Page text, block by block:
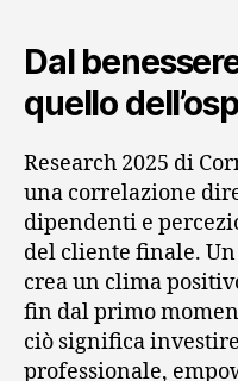
Dal
quello
Research 2025 di
una correlazione
dipendenti e
del cliente finale.
crea un clima
fin dal primo
ciò significa
professionale,